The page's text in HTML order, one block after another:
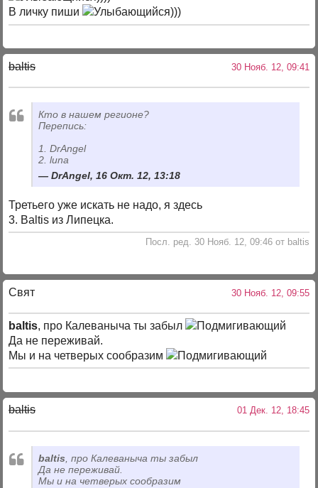
В личку пиши
)))
baltis 30 Нояб. 12, 09:41
Кто в нашем регионе?
Перепись:
1. DrAngel
2. luna
DrAngel, 16 Окт. 12, 13:18
Третьего уже искать не надо, я здесь
3. Baltis из Липецка.
Посл. ред. 30 Нояб. 12, 09:46 от baltis
Свят 30 Нояб. 12, 09:55
baltis, про Калеваныча ты забыл
Да не переживай.
Мы и на четверых сообразим
baltis 01 Дек. 12, 18:45
baltis , про Калеваныча ты забыл
Да не переживай.
Мы и на четверых сообразим